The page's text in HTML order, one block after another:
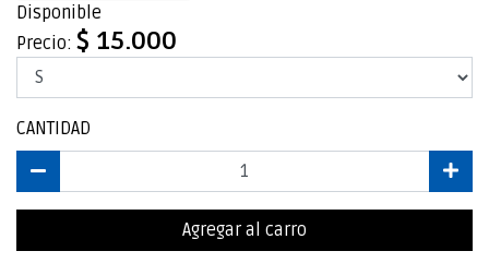
Disponible
Precio: $ 15.000
CANTIDAD
Agregar al carro